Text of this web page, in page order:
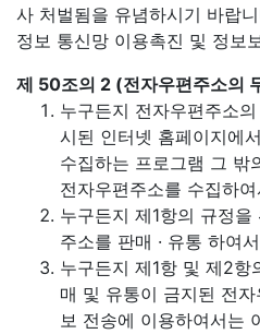
사 처벌됨을 유념하시기 바랍
정보 통신망 이용촉진 및 정보
제 50조의 2 (전자우편주소의
누구든지 전자우편주소
시된 인터넷 홈페이지에
수집하는 프로그램 그 밖
전자우편주소를 수집하
누구든지 제1항의 규정
주소를 판매 · 유통 하여
누구든지 제1항 및 제2항
매 및 유통이 금지된 전
보 전송에 이용하여서는